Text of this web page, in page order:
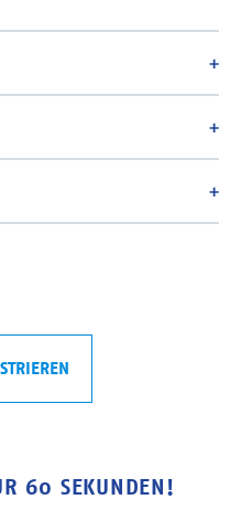
60 SEKUNDEN!